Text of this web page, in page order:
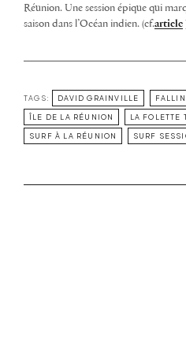
Réunion. Une session épique qui
saison dans l’Océan indien. (cf.article
TAGS: DAVID GRAINVILLE
ÎLE DE LA RÉUNION LA FOLETTE
SURF À LA RÉUNION SURF